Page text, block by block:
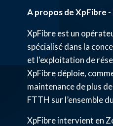
A propos de XpFibre -
XpFibre est un
spécialisé dans la
et l'exploitation de
XpFibre déploie,
maintenance de plus
FTTH sur l’ensemble
XpFibre intervient en